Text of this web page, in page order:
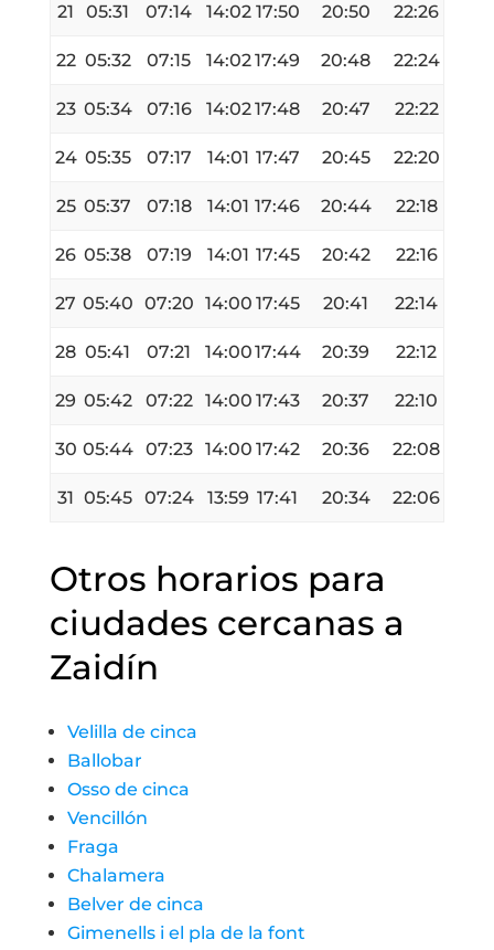
21 05:31 07:14 14:02 17:50 20:50 22:26
22 05:32 07:15 14:0217:49 20:48 22:24
23 05:34 07:16 14:0217:48 20:47 22:22
24 05:35 07:17 14:01 17:47 20:45 22:20
25 05:37 07:18 14:01 17:46 20:44 22:18
26 05:38 07:19 14:01 17:45 20:42 22:16
27 05:40 07:20 14:00 17:45 20:41 22:14
28 05:41 07:21 14:0017:44 20:39 22:12
29 05:42 07:22 14:00 17:43 20:37 22:10
30 05:44 07:23 14:00 17:42 20:36 22:08
31 05:45 07:24 13:59 17:41 20:34 22:06
Otros horarios para
ciudades cercanas a
Zaidín
Velilla de cinca
Ballobar
Osso de cinca
Vencillón
Fraga
Chalamera
Belver de cinca
Gimenells i el pla de la font